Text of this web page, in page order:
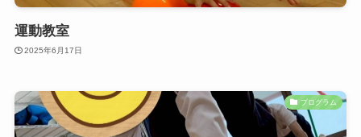
運動教室
2025年6月17日
プログラム